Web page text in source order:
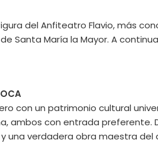
del Anfiteatro Flavio, más
Santa María la Mayor. A
con un patrimonio cultural
ambos con entrada
verdadera obra maestra